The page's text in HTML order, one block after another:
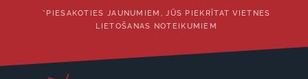
*PIESAKOTIES JAUNUMIEM, JŪS PIEKRĪTAT VIETNES
LIETOŠANAS NOTEIKUMIEM